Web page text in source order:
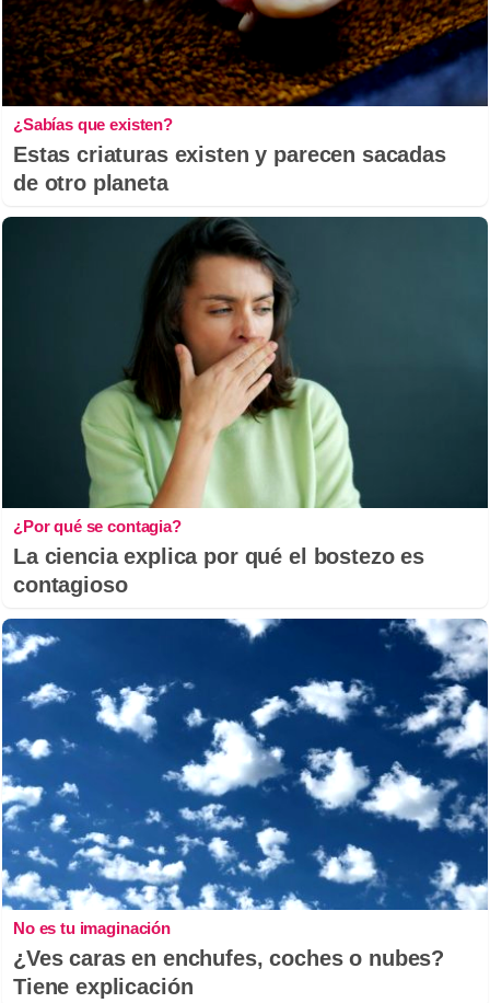
¿Sabías que existen?
Estas criaturas existen y parecen sacadas
de otro planeta
¿Por qué se contagia?
La ciencia explica por qué el bostezo es
contagioso
No es tu imaginación
¿Ves caras en enchufes, coches o nubes?
Tiene explicación